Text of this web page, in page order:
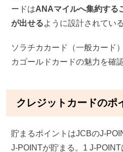
ードはANAマイルへ集約する
が出せるように設計されている
ソラチカカード（一般カード
カゴールドカードの魅力を確
クレジットカードのポ
貯まるポイントはJCBのJ-
J-POINTが貯まる。1 J-